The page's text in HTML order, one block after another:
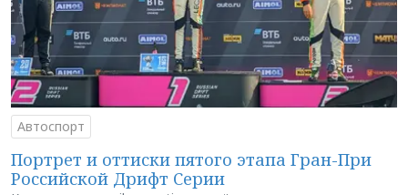
Автоспорт
Портрет и оттиски пятого этапа Гран-При
Российской Дрифт Серии